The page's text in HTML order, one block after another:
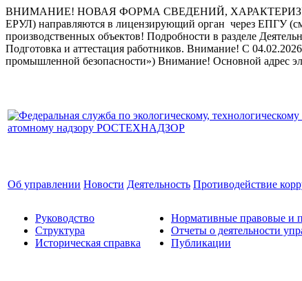
ВНИМАНИЕ! НОВАЯ ФОРМА СВЕДЕНИЙ,
ЕРУЛ) направляются в лицензирующий орган через ЕПГУ
производственных объектов! Подробности в разделе
Подготовка и аттестация работников. Внимание! С 04.02.2026
промышленной безопасности») Внимание! Основной адрес
Об управлении Новости Деятельность Противодействие
Руководство
Структура
Историческая справка
Нормативные правовые и
Отчеты о деятельности
Публикации